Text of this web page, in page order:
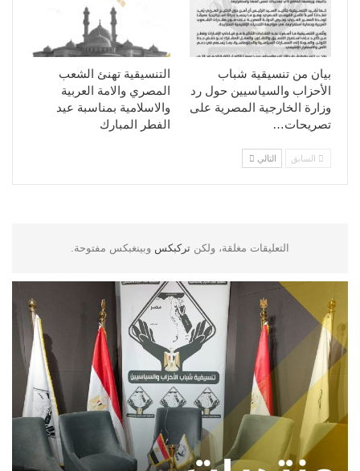
التنسيقية تهنئ الشعب
المصري والامة العربية
والاسلامية بمناسبة عيد
الفطر المبارك
بيان من تنسيقية شباب
الأحزاب والسياسيين حول رد
وزارة الخارجية المصرية على
تصريحات…
السابق التالي
التعليقات مغلقة، ولكن تركبكس وبينغبكس مفتوحة.